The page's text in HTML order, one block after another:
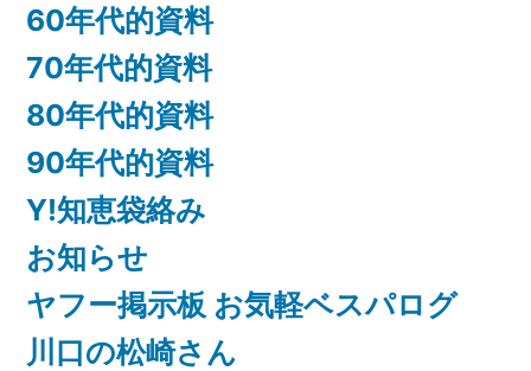
60年代的資料
70年代的資料
80年代的資料
90年代的資料
Y!知恵袋絡み
お知らせ
ヤフー掲示板 お気軽ベスパログ
川口の松崎さん